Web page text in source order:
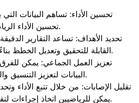
تحسين الأداء: تساهم البيانات
تحسين الأداء الرياضي بشكل ملحوظ.
تحديد الأهداف: تساعد التقارير
القابلة للتحقيق وتعديل الخطط بناءً على الأداء الفعلي.
تعزيز العمل الجماعي: يمكن
البيانات لتعزيز التنسيق والتعاون بين الأعضاء.
تقليل الإصابات: من خلال تتبع الأداء
يمكن للرياضيين اتخاذ إجراءات لتقليل خطر الإصابات.